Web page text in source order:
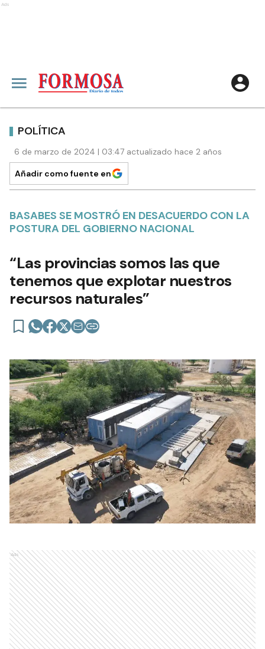
Ads
POLÍTICA
6 de marzo de 2024 | 03:47 actualizado hace 2 años
Añadir como fuente en
BASABES SE MOSTRÓ EN DESACUERDO CON LA
POSTURA DEL GOBIERNO NACIONAL
“Las provincias somos las que
tenemos que explotar nuestros
recursos naturales”
Ads